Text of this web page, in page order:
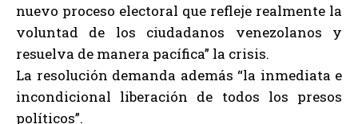
nuevo proceso electoral que refleje realmente la
voluntad de los ciudadanos venezolanos y
resuelva de manera pacífica” la crisis.
La resolución demanda además “la inmediata e
incondicional liberación de todos los presos
políticos”.